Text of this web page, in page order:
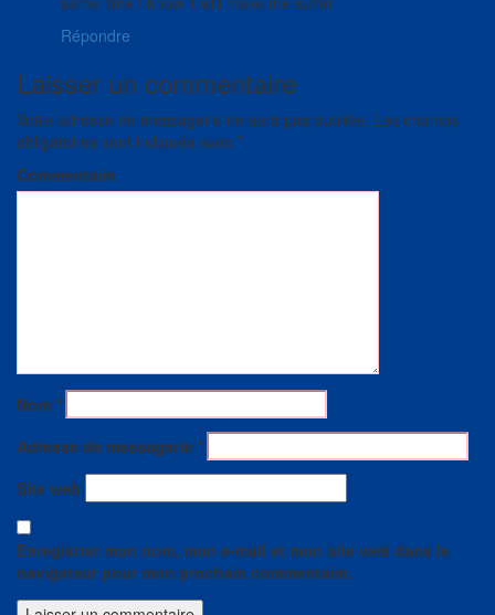
Répondre
Laisser un commentaire
Votre adresse de messagerie ne sera pas publiée. Les champs
obligatoires sont indiqués avec *
Commentaire
Nom *
Adresse de messagerie *
Site web
Enregistrer mon nom, mon e-mail et mon site web dans le
navigateur pour mon prochain commentaire.